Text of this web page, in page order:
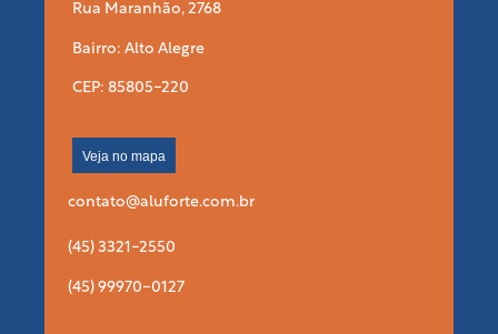
Rua Maranhão, 2768
Bairro: Alto Alegre
CEP: 85805-220
Veja no mapa
contato@aluforte.com.br
(45) 3321-2550
(45) 99970-0127